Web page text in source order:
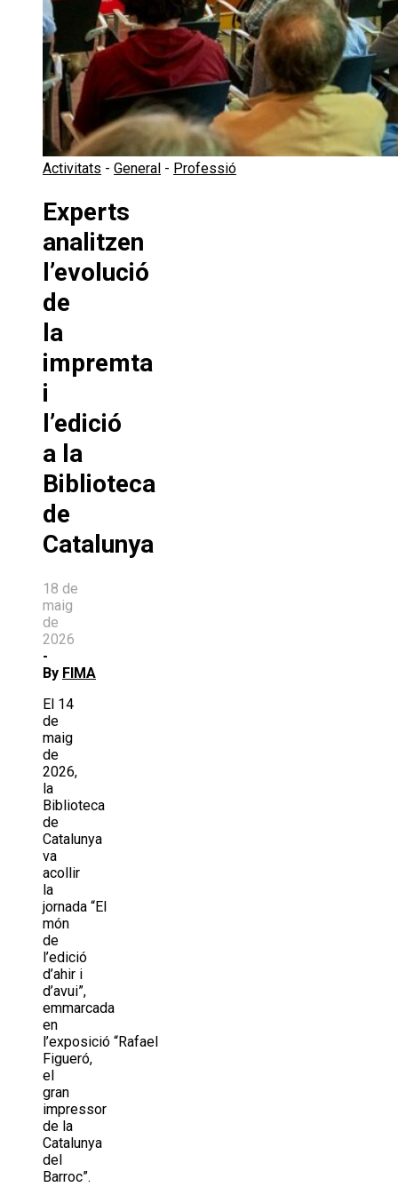
Activitats - General - Professió
Experts
analitzen
l’evolució
de
la
impremta
i
l’edició
a la
Biblioteca
de
Catalunya
18 de
maig
de
2026
-
By FIMA
El 14
de
maig
de
2026,
la
Biblioteca
de
Catalunya
va
acollir
la
jornada “El
món
de
l’edició
d’ahir i
d’avui”,
emmarcada
en
l’exposició “Rafael
Figueró,
el
gran
impressor
de la
Catalunya
del
Barroc”.